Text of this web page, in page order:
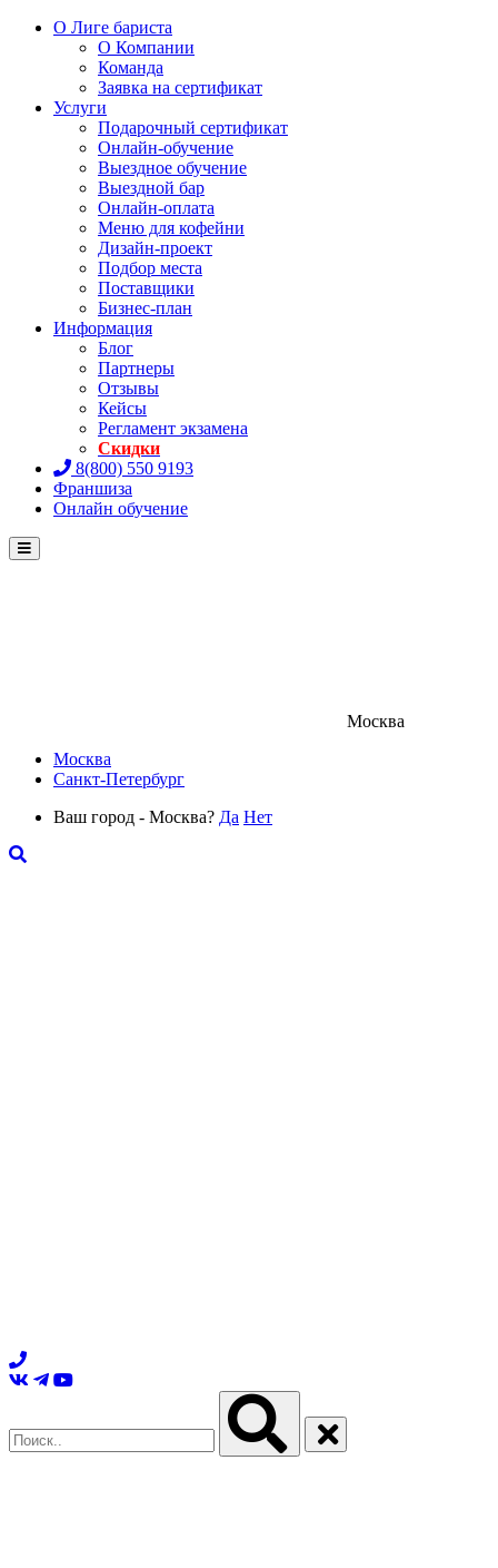
О Лиге бариста
О Компании
Команда
Заявка на сертификат
Услуги
Подарочный сертификат
Онлайн-обучение
Выездное обучение
Выездной бар
Онлайн-оплата
Меню для кофейни
Дизайн-проект
Подбор места
Поставщики
Бизнес-план
Информация
Блог
Партнеры
Отзывы
Кейсы
Регламент экзамена
Скидки
8(800) 550 9193
Франшиза
Онлайн обучение
Menu
Москва
Москва
Санкт-Петербург
Ваш город - Москва? Да Нет